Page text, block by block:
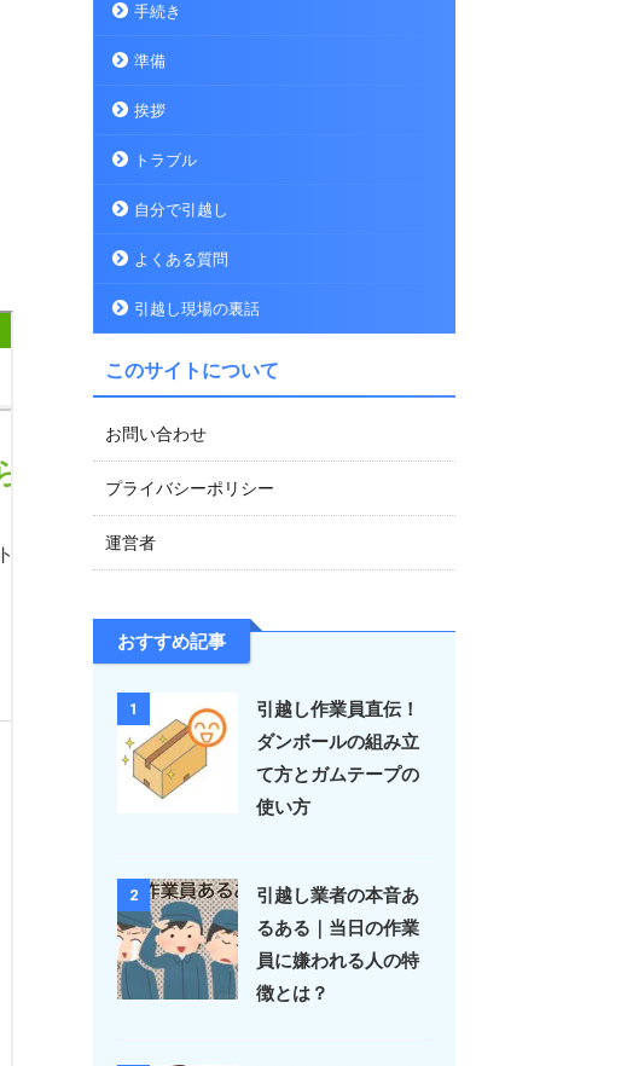
手続き
準備
挨拶
トラブル
自分で引越し
よくある質問
引越し現場の裏話
このサイトについて
お問い合わせ
プライバシーポリシー
運営者
おすすめ記事
1
引越し作業員直伝！
ダンボールの組み立
て方とガムテープの
使い方
2
引越し業者の本音あ
るある｜当日の作業
員に嫌われる人の特
徴とは？